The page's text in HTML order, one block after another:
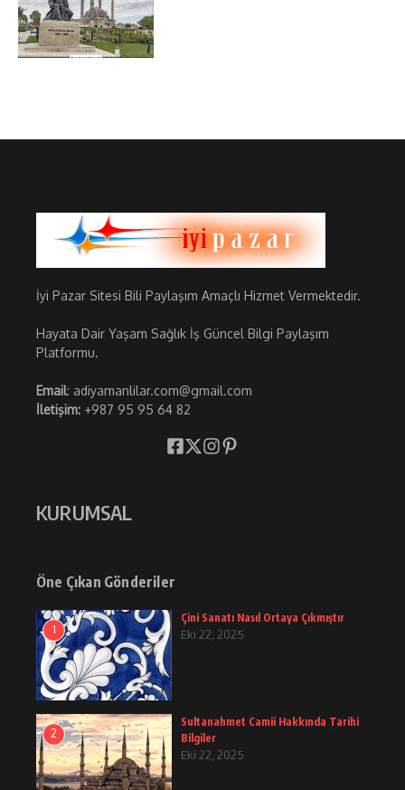
İyi Pazar Sitesi Bili Paylaşım Amaçlı Hizmet Vermektedir.
Hayata Dair Yaşam Sağlık İş Güncel Bilgi Paylaşım
Platformu.
Email: adiyamanlilar.com@gmail.com
İletişim: +987 95 95 64 82
KURUMSAL
Öne Çıkan Gönderiler
1
Çini Sanatı Nasıl Ortaya Çıkmıştır
Eki 22, 2025
2
Sultanahmet Camii Hakkında Tarihi
Bilgiler
Eki 22, 2025